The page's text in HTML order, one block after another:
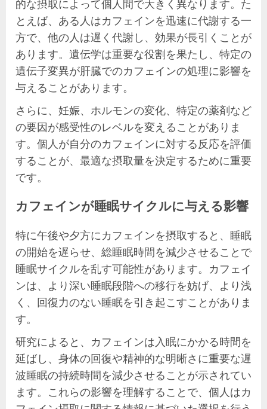
的な摂取によって個人間で大きく異なります。た
とえば、ある人はカフェインを迅速に代謝する一
方で、他の人は遅く代謝し、効果が長引くことが
あります。遺伝学は重要な役割を果たし、特定の
遺伝子変異が肝臓でのカフェインの処理に影響を
与えることがあります。
さらに、妊娠、ホルモンの変化、特定の薬剤など
の要因が感受性のレベルを変えることがありま
す。個人が自分のカフェインに対する反応を評価
することが、最適な摂取量を決定するために重要
です。
カフェインが睡眠サイクルに与える影響
特に午後や夕方にカフェインを摂取すると、睡眠
の開始を遅らせ、総睡眠時間を減少させることで
睡眠サイクルを乱す可能性があります。カフェイ
ンは、より深い睡眠段階への移行を妨げ、より浅
く、回復力のない睡眠を引き起こすことがありま
す。
研究によると、カフェインは入眠にかかる時間を
延ばし、身体の回復や精神的な明晰さに重要な遅
波睡眠の持続時間を減少させることが示されてい
ます。これらの影響を理解することで、個人はカ